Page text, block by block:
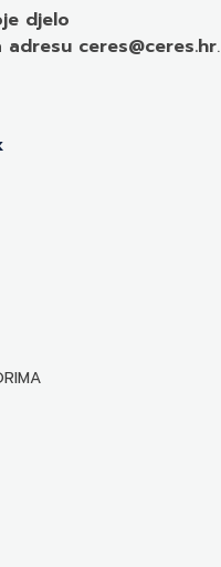
djelo
adresu ceres@ceres.hr.
i njihovim naslovima